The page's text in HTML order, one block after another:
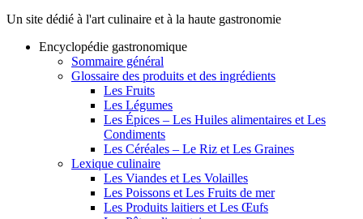
Un site dédié à l'art culinaire et à la haute gastronomie
Encyclopédie gastronomique
Sommaire général
Glossaire des produits et des ingrédients
Les Fruits
Les Légumes
Les Épices – Les Huiles alimentaires et Les
Condiments
Les Céréales – Le Riz et Les Graines
Lexique culinaire
Les Viandes et Les Volailles
Les Poissons et Les Fruits de mer
Les Produits laitiers et Les Œufs